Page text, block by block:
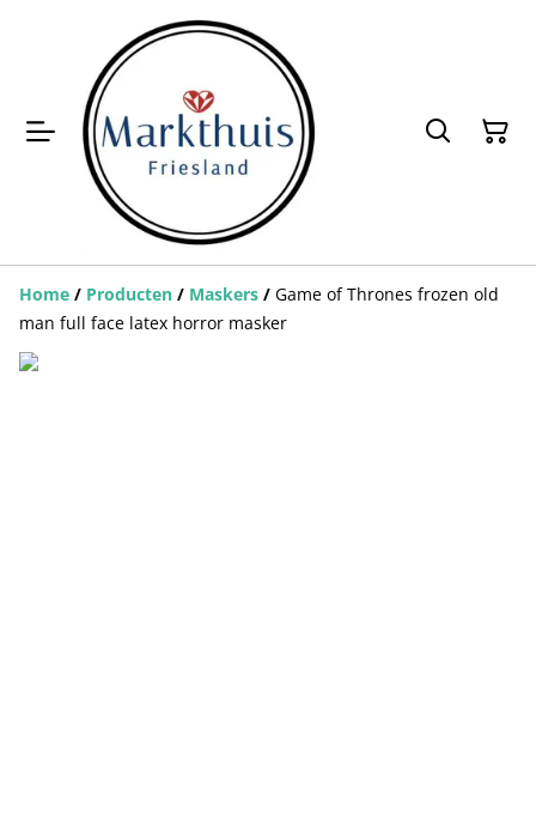
Home / Producten / Maskers / Game of Thrones frozen old
man full face latex horror masker